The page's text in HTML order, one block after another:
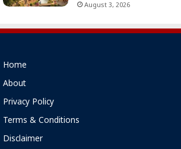
August 3, 2026
Home
About
Privacy Policy
Terms & Conditions
Disclaimer